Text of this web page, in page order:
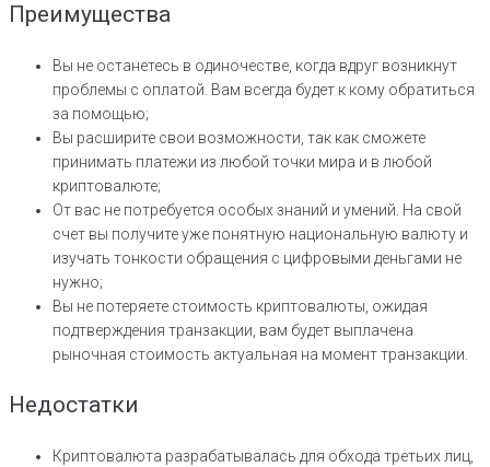
Преимущества
Вы не останетесь в одиночестве, когда вдруг возникнут
проблемы с оплатой. Вам всегда будет к кому обратиться
за помощью;
Вы расширите свои возможности, так как сможете
принимать платежи из любой точки мира и в любой
криптовалюте;
От вас не потребуется особых знаний и умений. На свой
счет вы получите уже понятную национальную валюту и
изучать тонкости обращения с цифровыми деньгами не
нужно;
Вы не потеряете стоимость криптовалюты, ожидая
подтверждения транзакции, вам будет выплачена
рыночная стоимость актуальная на момент транзакции.
Недостатки
Криптовалюта разрабатывалась для обхода третьих лиц,